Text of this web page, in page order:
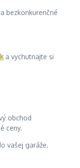
bezkonkurenčné
a vychutnajte si
obchod
ceny.
vašej garáže.